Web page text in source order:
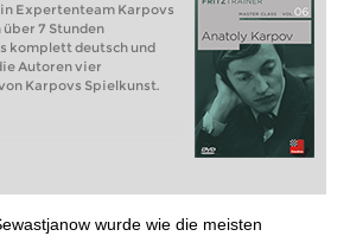
Expertenteam Karpovs
über 7 Stunden
komplett deutsch und
Autoren vier
Karpovs Spielkunst.
wurde wie die meisten